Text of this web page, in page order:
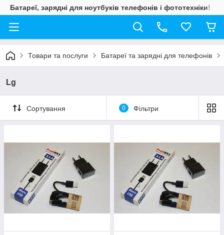
Батареї, зарядні для ноутбуків телефонів і фототехніки!
Товари та послуги Батареї та зарядні для телефонів
Lg
Сортування 0 Фільтри